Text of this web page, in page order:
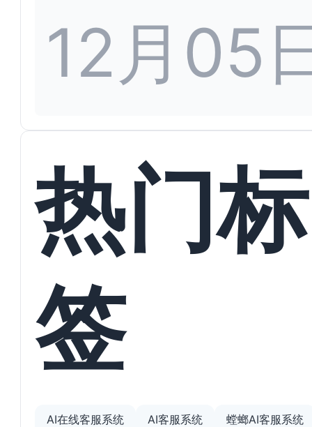
12月05
热门标
签
AI在线客服系统 AI客服系统 螳螂AI客服系统